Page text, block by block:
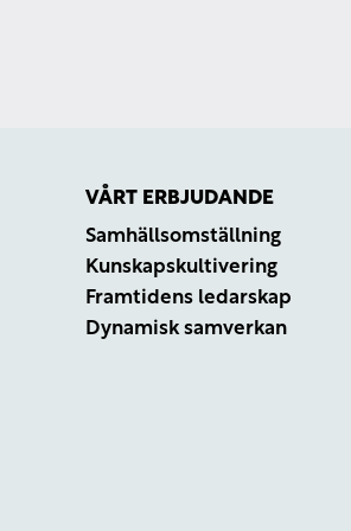
VÅRT ERBJUDANDE
Samhällsomställning
Kunskapskultivering
Framtidens ledarskap
Dynamisk samverkan